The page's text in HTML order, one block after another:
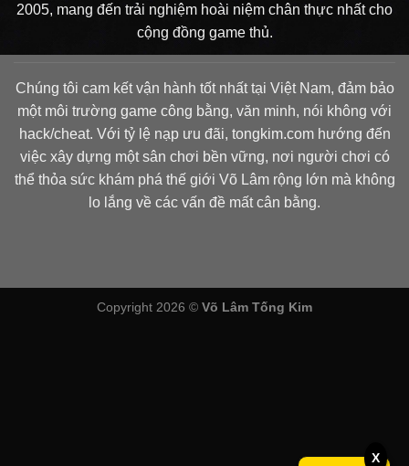
2005, mang đến trải nghiệm hoài niệm chân thực nhất cho
cộng đồng game thủ.
Chúng tôi cam kết vận hành tốt nhất tại Việt Nam, đảm bảo
một môi trường game công bằng, văn minh, nói không với
hack/cheat. Với tỷ lệ nạp ưu đãi, tongkim.com hướng đến
việc xây dựng một sân chơi bền vững, nơi người chơi có
thể thỏa sức khám phá thế giới Võ Lâm rộng lớn mà không
lo lắng về các vấn đề mất cân bằng.
Copyright 2026 © Võ Lâm Tống Kim
X